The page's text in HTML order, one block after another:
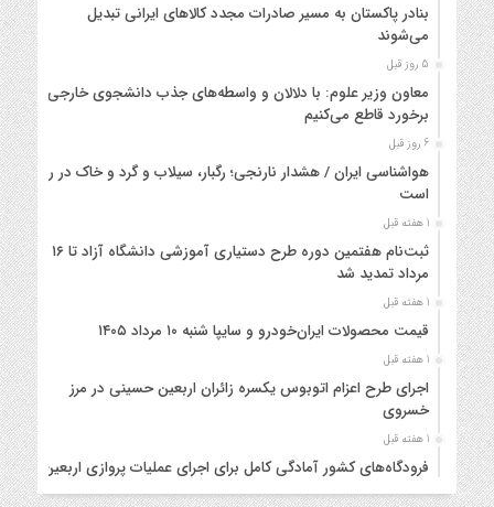
بنادر پاکستان به مسیر صادرات مجدد کالاهای ایرانی تبدیل
می‌شوند
5 روز قبل
معاون وزیر علوم: با دلالان و واسطه‌های جذب دانشجوی خارجی
برخورد قاطع می‌کنیم
6 روز قبل
هواشناسی ایران / هشدار نارنجی؛ رگبار، سیلاب و گرد و خاک در راه
است
1 هفته قبل
ثبت‌نام هفتمین دوره طرح دستیاری آموزشی دانشگاه آزاد تا ۱۶
مرداد تمدید شد
1 هفته قبل
قیمت محصولات ایران‌خودرو و سایپا شنبه ۱۰ مرداد ۱۴۰۵
1 هفته قبل
اجرای طرح اعزام اتوبوس یکسره زائران اربعین حسینی در مرز
خسروی
1 هفته قبل
فرودگاه‌های کشور آمادگی کامل برای اجرای عملیات پروازی اربعین
را دارند